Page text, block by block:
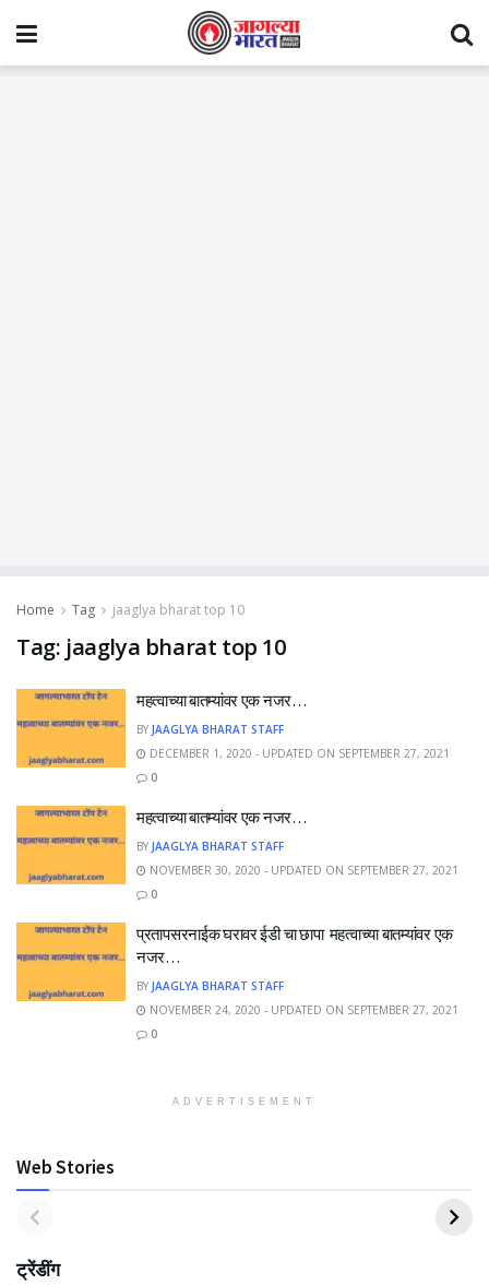
Home Tag jaaglya bharat top 10
Tag: jaaglya bharat top 10
महत्वाच्या बातम्यांवर एक नजर…
BY JAAGLYA BHARAT STAFF
DECEMBER 1, 2020 - UPDATED ON SEPTEMBER 27, 2021
0
महत्वाच्या बातम्यांवर एक नजर…
BY JAAGLYA BHARAT STAFF
NOVEMBER 30, 2020 - UPDATED ON SEPTEMBER 27, 2021
0
प्रतापसरनाईक घरावर ईडी चा छापा महत्वाच्या बातम्यांवर एक
नजर…
BY JAAGLYA BHARAT STAFF
NOVEMBER 24, 2020 - UPDATED ON SEPTEMBER 27, 2021
0
ADVERTISEMENT
Web Stories
ट्रेंडींग